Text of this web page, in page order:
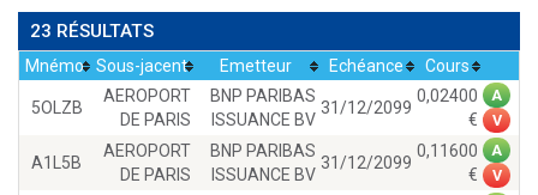
23 RÉSULTATS
Mnémo Sous-jacent Emetteur Echéance Cours
5OLZB
AEROPORT
DE PARIS
BNP PARIBAS
ISSUANCE BV
31/12/2099
0,02400
A
V
A1L5B
AEROPORT
DE PARIS
BNP PARIBAS
ISSUANCE BV
31/12/2099
0,11600
A
V